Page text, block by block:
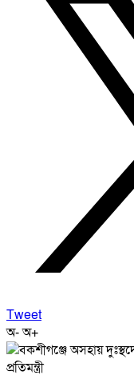
Tweet
অ-অ+